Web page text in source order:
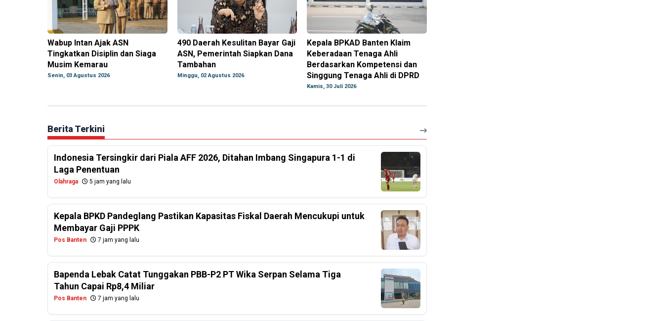
Wabup Intan Ajak ASN
Tingkatkan Disiplin dan Siaga
Musim Kemarau
Senin, 03 Agustus 2026
490 Daerah Kesulitan Bayar Gaji
ASN, Pemerintah Siapkan Dana
Tambahan
Minggu, 02 Agustus 2026
Kepala BPKAD Banten Klaim
Keberadaan Tenaga Ahli
Berdasarkan Kompetensi dan
Singgung Tenaga Ahli di DPRD
Kamis, 30 Juli 2026
Berita Terkini
Indonesia Tersingkir dari Piala AFF 2026, Ditahan Imbang Singapura 1-1 di
Laga Penentuan
Olahraga 5 jam yang lalu
Kepala BPKD Pandeglang Pastikan Kapasitas Fiskal Daerah Mencukupi untuk
Membayar Gaji PPPK
Pos Banten 7 jam yang lalu
Bapenda Lebak Catat Tunggakan PBB-P2 PT Wika Serpan Selama Tiga
Tahun Capai Rp8,4 Miliar
Pos Banten 7 jam yang lalu